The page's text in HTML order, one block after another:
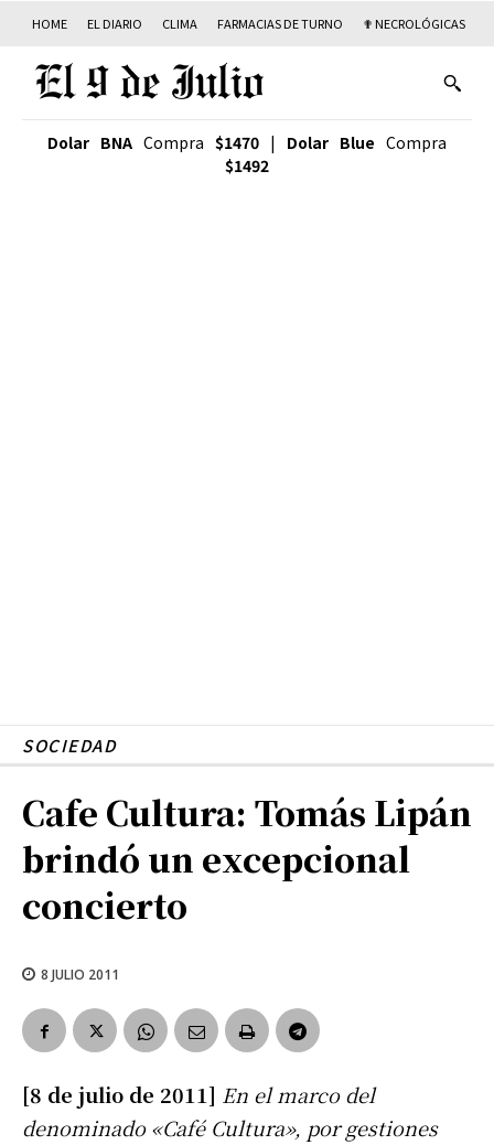
HOME EL DIARIO CLIMA FARMACIAS DE TURNO ✟ NECROLÓGICAS
Dolar BNA Compra $1470 | Dolar Blue Compra
$1492
SOCIEDAD
Cafe Cultura: Tomás Lipán
brindó un excepcional
concierto
8 JULIO 2011
[8 de julio de 2011] En el marco del
denominado «Café Cultura», por gestiones